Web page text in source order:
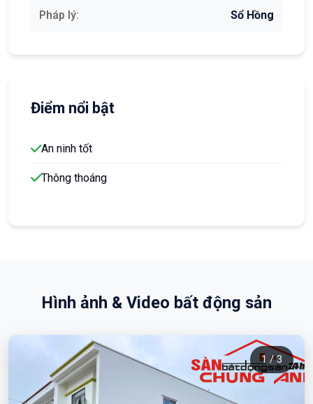
Pháp lý: Sổ Hồng
Điểm nổi bật
An ninh tốt
Thông thoáng
Hình ảnh & Video bất động sản
1 / 3